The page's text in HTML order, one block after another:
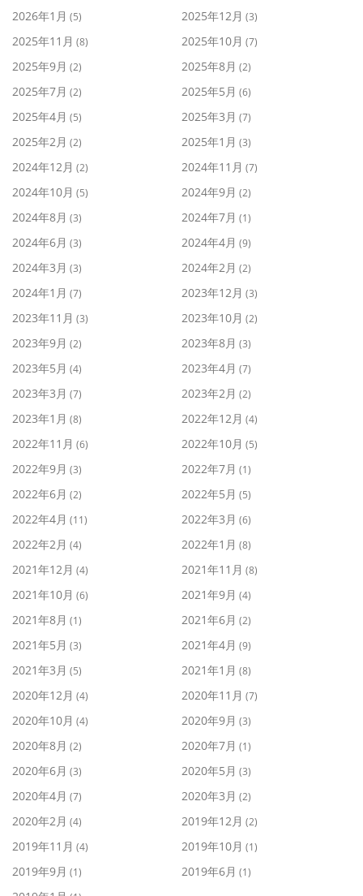
2026年1月 (5) 2025年12月 (3)
2025年11月 (8) 2025年10月 (7)
2025年9月 (2) 2025年8月 (2)
2025年7月 (2) 2025年5月 (6)
2025年4月 (5) 2025年3月 (7)
2025年2月 (2) 2025年1月 (3)
2024年12月 (2) 2024年11月 (7)
2024年10月 (5) 2024年9月 (2)
2024年8月 (3) 2024年7月 (1)
2024年6月 (3) 2024年4月 (9)
2024年3月 (3) 2024年2月 (2)
2024年1月 (7) 2023年12月 (3)
2023年11月 (3) 2023年10月 (2)
2023年9月 (2) 2023年8月 (3)
2023年5月 (4) 2023年4月 (7)
2023年3月 (7) 2023年2月 (2)
2023年1月 (8) 2022年12月 (4)
2022年11月 (6) 2022年10月 (5)
2022年9月 (3) 2022年7月 (1)
2022年6月 (2) 2022年5月 (5)
2022年4月 (11) 2022年3月 (6)
2022年2月 (4) 2022年1月 (8)
2021年12月 (4) 2021年11月 (8)
2021年10月 (6) 2021年9月 (4)
2021年8月 (1) 2021年6月 (2)
2021年5月 (3) 2021年4月 (9)
2021年3月 (5) 2021年1月 (8)
2020年12月 (4) 2020年11月 (7)
2020年10月 (4) 2020年9月 (3)
2020年8月 (2) 2020年7月 (1)
2020年6月 (3) 2020年5月 (3)
2020年4月 (7) 2020年3月 (2)
2020年2月 (4) 2019年12月 (2)
2019年11月 (4) 2019年10月 (1)
2019年9月 (1) 2019年6月 (1)